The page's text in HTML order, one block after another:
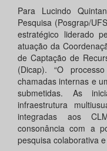
Para Lucindo
Pesquisa (Posgrap/
estratégico liderado
atuação da
de Captação de
(Dicap). “O
chamadas internas e
submetidas. As
infraestrutura
integradas aos
consonância com a
pesquisa colaborativa